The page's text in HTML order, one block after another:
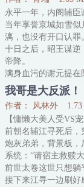
他拔出短剑，看着
人，你手疼不疼？”
温书言：“？”
夫君，我正在杀
身为顶尖杀手，
永平一年，内阁辅臣
当年享誉京城如雪
漓，也没有开口认罪
十日之后，昭王谋逆
帝降。
满身血污的谢元提在
那双幽暗的双眸盯着
选错人了，知悔了吗
-
初见时，谢元提知
盛迟忌是宫里最不
身边内侍溺死在池中
我哥是大反派！
作者： 风林外
【慵懒大美人受
前朝名辅江寻死后
炮灰弟弟，背景板，
系统：“请宿主救赎
前世太卷这世只想躺
接下来江寻一边刷好